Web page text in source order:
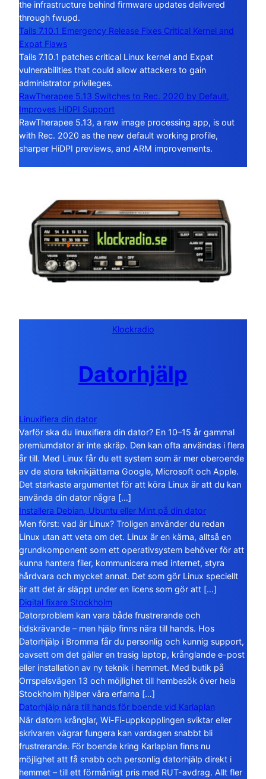
the infrastructure behind firmware updates delivered
through fwupd.
Tails 7.10.1 Emergency Release Fixes Critical Kernel and
Expat Flaws
Tails 7.10.1 patches critical Linux kernel and Expat
vulnerabilities that could allow attackers to gain
administrator privileges.
RawTherapee 5.13 Switches to Rec. 2020 by Default,
Improves HiDPI Support
RawTherapee 5.13, a raw image processing app, is out
with Rec. 2020 as the new default working profile,
sharper HiDPI previews, and ARM improvements.
Klockradio
Datorhjälp
Linuxifiera din dator
Varför ska du linuxifiera din dator? En 10–15 år gammal
premiumdator är inte skräp. Den kan ofta användas i flera
år till. Med Linux får du ett system som är mer oberoende
av de stora teknikjättarna Google, Microsoft och Apple.
Det starkaste argumentet för att köra Linux är att du kan
använda din dator några […]
Installera Debian, Ubuntu eller Mint på din dator
Men först: vad är Linux? Troligen använder du redan
Linux utan att veta om det. Linux är en kärna, alltså en
grundkomponent som ett operativsystem behöver för att
kunna hantera filer, kommunicera med internet, styra
hårdvara och mycket annat. Det som gör Linux speciellt
är att det är släppt under en licens som gör att […]
Digital fixare Stockholm
Datorproblem kan vara både frustrerande och
tidskrävande – men hjälp finns nära till hands. Hos
Datorhjälp i Bromma får du personlig och kunnig support,
oavsett om det gäller en trasig laptop, krånglande e-post
eller installation av ny teknik i hemmet. Med butik på
Orrspelsvägen 13 och möjlighet till hembesök över hela
Stockholm hjälper våra erfarna […]
Datorhjälp nära till hands för boende vid Karlaplan
När datorn krånglar, Wi-Fi-uppkopplingen sviktar eller
skrivaren vägrar fungera kan vardagen snabbt bli
frustrerande. För boende kring Karlaplan finns nu
möjlighet att få snabb och personlig datorhjälp direkt i
hemmet – till ett förmånligt pris med RUT-avdrag. Allt fler